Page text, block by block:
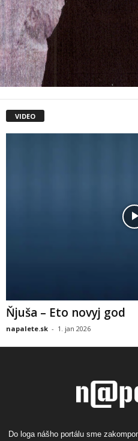
VIDEO
Ňjuša – Eto novyj god
napalete.sk - 1. jan 2026
Do loga nášho portálu sme